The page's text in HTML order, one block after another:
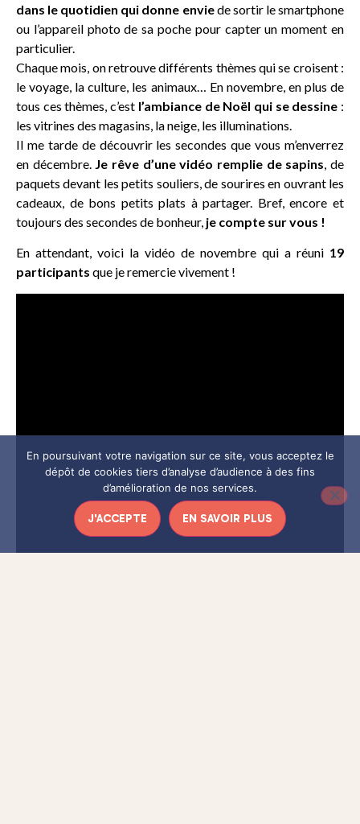
dans le quotidien qui donne enviede sortir le smartphone
ou l’appareil photo de sa poche pour capter un moment en
particulier.
Chaque mois, on retrouve différents thèmes qui se croisent :
le voyage, la culture, les animaux… En novembre, en plus de
tous ces thèmes, c’est l’ambiance de Noël qui se dessine :
les vitrines des magasins, la neige, les illuminations.
Il me tarde de découvrir les secondes que vous m’enverrez
en décembre. Je rêve d’une vidéo remplie de sapins, de
paquets devant les petits souliers, de sourires en ouvrant les
cadeaux, de bons petits plats à partager. Bref, encore et
toujours des secondes de bonheur, je compte sur vous !
En attendant, voici la vidéo de novembre qui a réuni 19
participants que je remercie vivement !
En poursuivant votre navigation sur ce site, vous acceptez le
dépôt de cookies tiers d’analyse d’audience à des fins
d’amélioration de nos services.
J'ACCEPTE EN SAVOIR PLUS